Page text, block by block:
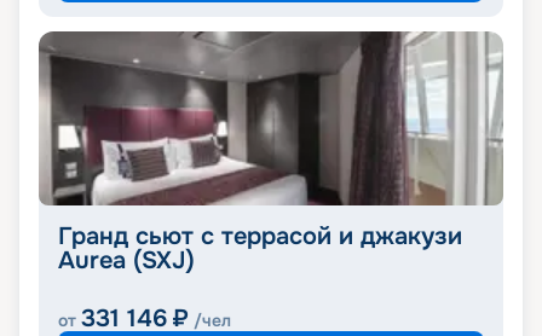
Гранд сьют с террасой и джакузи
Aurea (SXJ)
от 331 146 ₽ /чел